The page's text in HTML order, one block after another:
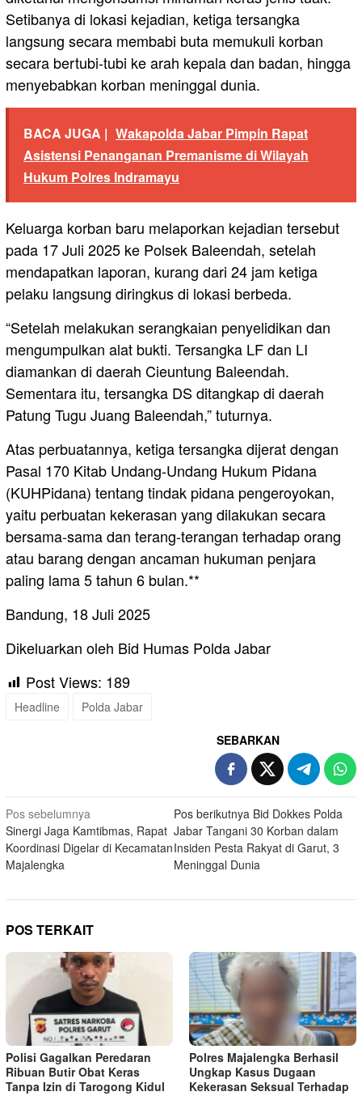
Setibanya di lokasi kejadian, ketiga tersangka
langsung secara membabi buta memukuli korban
secara bertubi-tubi ke arah kepala dan badan, hingga
menyebabkan korban meninggal dunia.
BACA JUGA | Wakapolda Jabar Pimpin Rapat
Asistensi Penanganan Premanisme di Wilayah
Hukum Polres Indramayu
Keluarga korban baru melaporkan kejadian tersebut
pada 17 Juli 2025 ke Polsek Baleendah, setelah
mendapatkan laporan, kurang dari 24 jam ketiga
pelaku langsung diringkus di lokasi berbeda.
“Setelah melakukan serangkaian penyelidikan dan
mengumpulkan alat bukti. Tersangka LF dan LI
diamankan di daerah Cieuntung Baleendah.
Sementara itu, tersangka DS ditangkap di daerah
Patung Tugu Juang Baleendah,” tuturnya.
Atas perbuatannya, ketiga tersangka dijerat dengan
Pasal 170 Kitab Undang-Undang Hukum Pidana
(KUHPidana) tentang tindak pidana pengeroyokan,
yaitu perbuatan kekerasan yang dilakukan secara
bersama-sama dan terang-terangan terhadap orang
atau barang dengan ancaman hukuman penjara
paling lama 5 tahun 6 bulan.**
Bandung, 18 Juli 2025
Dikeluarkan oleh Bid Humas Polda Jabar
Post Views: 189
Headline Polda Jabar
SEBARKAN
Navigasi
pos
Pos sebelumnya
Sinergi Jaga Kamtibmas, Rapat
Koordinasi Digelar di Kecamatan
Majalengka
Pos berikutnya Bid Dokkes Polda
Jabar Tangani 30 Korban dalam
Insiden Pesta Rakyat di Garut, 3
Meninggal Dunia
POS TERKAIT
Polisi Gagalkan Peredaran
Ribuan Butir Obat Keras
Tanpa Izin di Tarogong Kidul
Polres Majalengka Berhasil
Ungkap Kasus Dugaan
Kekerasan Seksual Terhadap